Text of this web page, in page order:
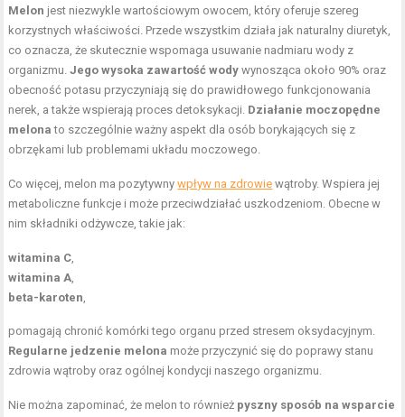
Melon jest niezwykle wartościowym owocem, który oferuje szereg
korzystnych właściwości. Przede wszystkim działa jak naturalny diuretyk,
co oznacza, że skutecznie wspomaga usuwanie nadmiaru wody z
organizmu.Jego wysoka zawartość wody wynosząca około 90% oraz
obecność potasu przyczyniają się do prawidłowego funkcjonowania
nerek, a także wspierają proces detoksykacji. Działanie moczopędne
melona to szczególnie ważny aspekt dla osób borykających się z
obrzękami lub problemami układu moczowego.
Co więcej, melon ma pozytywnywpływ na zdrowie wątroby. Wspiera jej
metaboliczne funkcje i może przeciwdziałać uszkodzeniom. Obecne w
nim składniki odżywcze, takie jak:
witamina C,
witamina A,
beta-karoten,
pomagają chronić komórki tego organu przed stresem oksydacyjnym.
Regularne jedzenie melona może przyczynić się do poprawy stanu
zdrowia wątroby oraz ogólnej kondycji naszego organizmu.
Nie można zapominać, że melon to również pyszny sposób na wsparcie